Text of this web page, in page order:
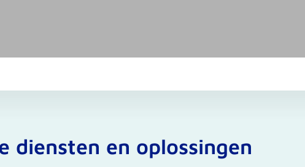
diensten en oplossingen